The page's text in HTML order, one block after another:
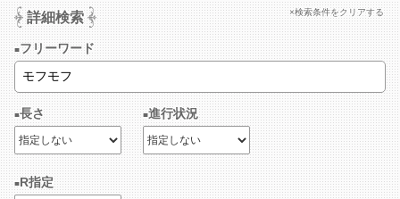
詳細検索 ×検索条件をクリアする
フリーワード
長さ 進行状況
R指定